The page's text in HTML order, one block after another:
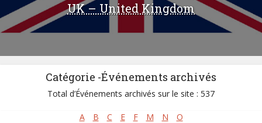
UK – United Kingdom
Catégorie -Événements archivés
Total d’Événements archivés sur le site : 537
A B C E F M N O